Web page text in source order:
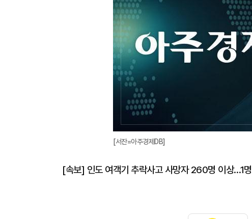
[서잔=아주경제DB]
[속보] 인도 여객기 추락사고 사망자 260명 이상…1